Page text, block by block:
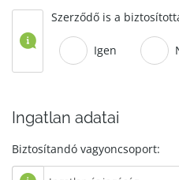
Szerződő is a
Igen
Ingatlan adatai
Biztosítandó vagyoncsoport: